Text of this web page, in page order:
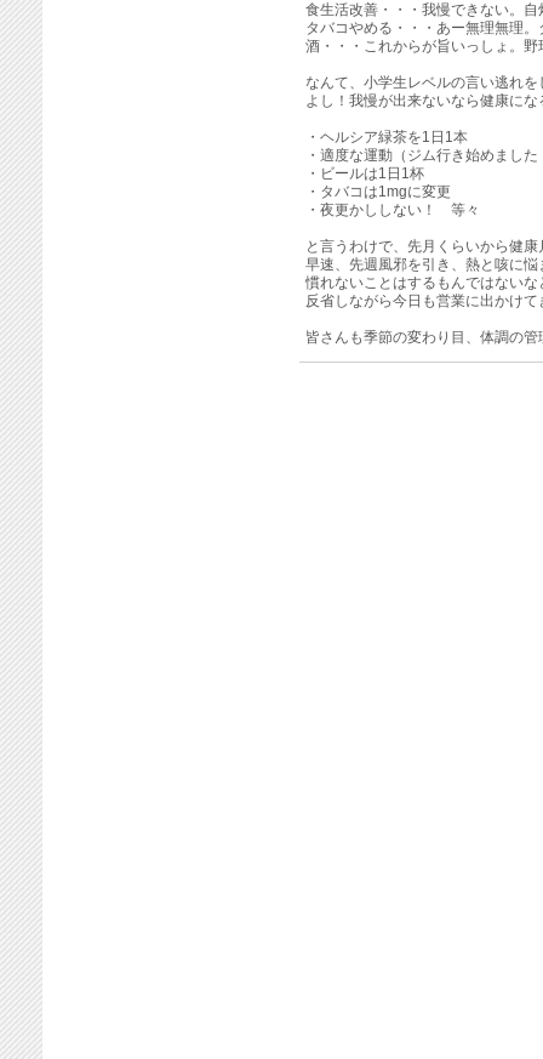
食生活改善・・・我慢できない。
タバコやめる・・・あー無理無理
酒・・・これからが旨いっしょ。
なんて、小学生レベルの言い逃れ
よし！我慢が出来ないなら健康に
・ヘルシア緑茶を1日1本
・適度な運動（ジム行き始めました
・ビールは1日1杯
・タバコは1mgに変更
・夜更かししない！ 等々
と言うわけで、先月くらいから健
早速、先週風邪を引き、熱と咳に悩
慣れないことはするもんではないな
反省しながら今日も営業に出かけて
皆さんも季節の変わり目、体調の